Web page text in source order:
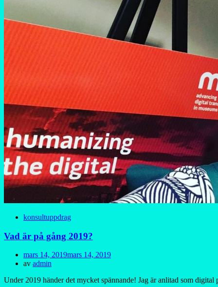
konsultuppdrag
Vad är på gång 2019?
Publicerad
den
mars 14, 2019mars 14, 2019
av admin
Under 2019 händer det mycket spännande! Jag är anlitad som